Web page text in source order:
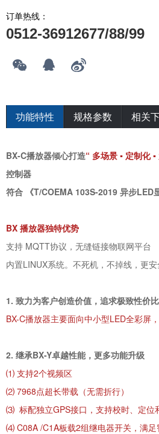
订单热线：
0512-36912677/88/99
功能特性 规格参数 相关
BX-C播放器倾心打造“ 多场景 ▪ 定制化
控制器
符合 《T/COEMA 103S-2019 异步LED
BX 播放器独特优势
支持 MQTT协议，无缝链接物联网平台
内置LINUX系统。不死机，不掉线，更安
1. 致力为客户创造价值，追求极致性价比
BX-C播放器主要面向中小型LED全彩屏
2. 继承BX-Y卓越性能，更多功能升级
⑴ 支持2个视频区
⑵ 7968点超长带载（无需折行）
⑶ 标配独立GPS接口，支持校时、定位
⑷ C08A /C1A板载2组继电器开关，满